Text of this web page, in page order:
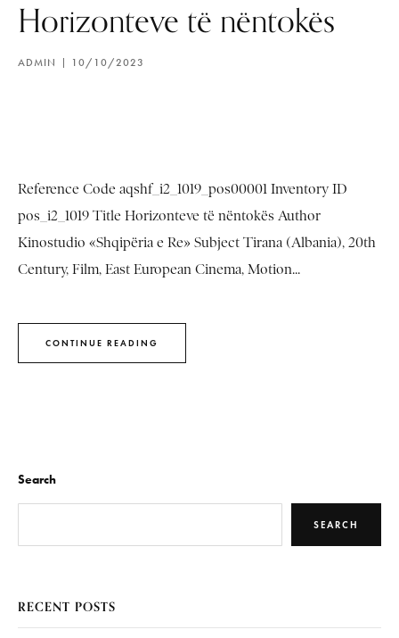
Horizonteve të nëntokës
ADMIN 10/10/2023
Reference Code aqshf_i2_1019_pos00001 Inventory ID
pos_i2_1019 Title Horizonteve të nëntokës Author
Kinostudio «Shqipëria e Re» Subject Tirana (Albania), 20th
Century, Film, East European Cinema, Motion...
CONTINUE READING
Search
SEARCH
RECENT POSTS